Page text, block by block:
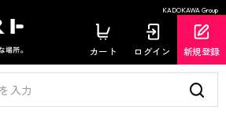
KADOKAWA Group
カート ログイン 新規登録